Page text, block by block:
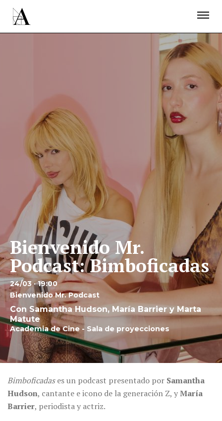
Bienvenido Mr.
Podcast: Bimboficadas
24/03 · 19:00
Bienvenido Mr. Podcast
Con Samantha Hudson, María Barrier y Marta
Matute
Academia de Cine - Sala de proyecciones
Bimboficadases un podcast presentado por Samantha
Hudson, cantante e icono de la generación Z, yMaría
Barrier, periodista y actriz.
PROYECTOS
RESIDENCIAS
PRENSA
NEWSLETTER